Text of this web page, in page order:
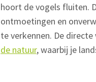
hoort de vogels fluiten.
ontmoetingen en
te verkennen. De
de natuur, waarbij je